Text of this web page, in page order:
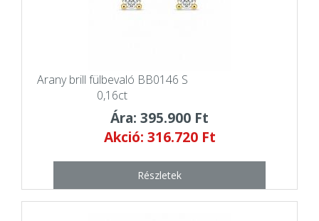
Arany brill fülbevaló BB0146 S
0,16ct
Ára: 395.900 Ft
Akció: 316.720 Ft
Részletek